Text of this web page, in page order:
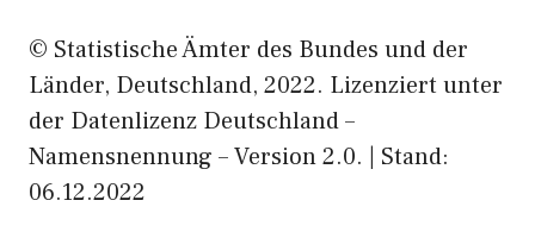
© Statistische Ämter des Bundes und der
Länder, Deutschland, 2022. Lizenziert unter
der Datenlizenz Deutschland –
Namensnennung – Version 2.0. | Stand:
06.12.2022